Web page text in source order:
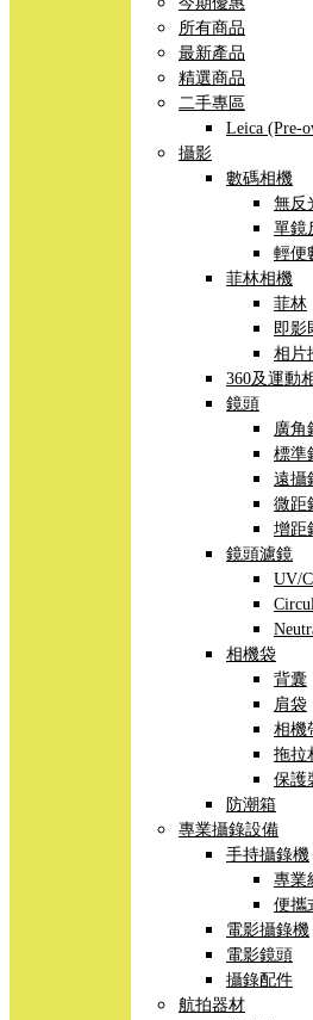
所有商品
最新產品
精選商品
二手專區
Leica (Pre-
攝影
數碼相機
無反
單鏡
輕便
菲林相機
菲林
即影
相片
360及運動
鏡頭
廣角
標準
遠攝
微距
增距
鏡頭濾鏡
UV/
相機袋
背囊
肩袋
相機
拖拉
保護
防潮箱
專業攝錄設備
手持攝錄機
專業
便攜
電影攝錄機
電影鏡頭
攝錄配件
航拍器材